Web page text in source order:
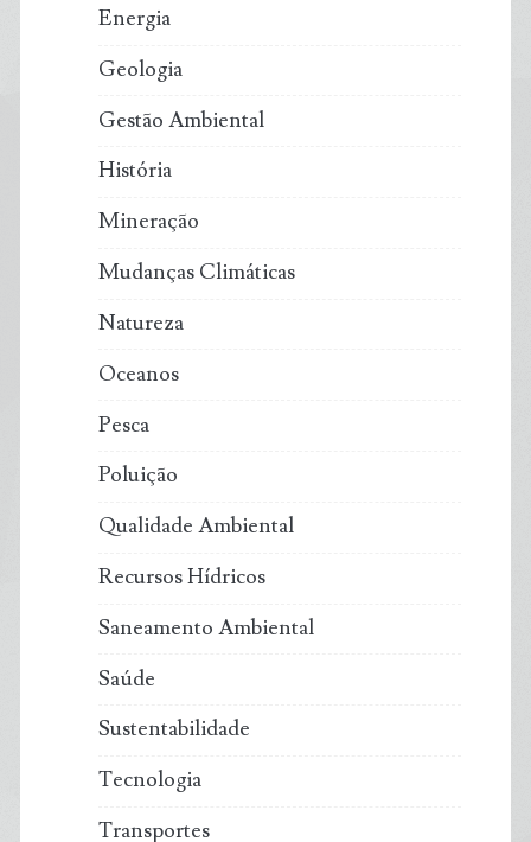
Energia
Geologia
Gestão Ambiental
História
Mineração
Mudanças Climáticas
Natureza
Oceanos
Pesca
Poluição
Qualidade Ambiental
Recursos Hídricos
Saneamento Ambiental
Saúde
Sustentabilidade
Tecnologia
Transportes